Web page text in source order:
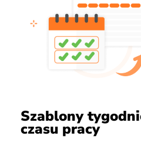
Szablony
czasu pracy